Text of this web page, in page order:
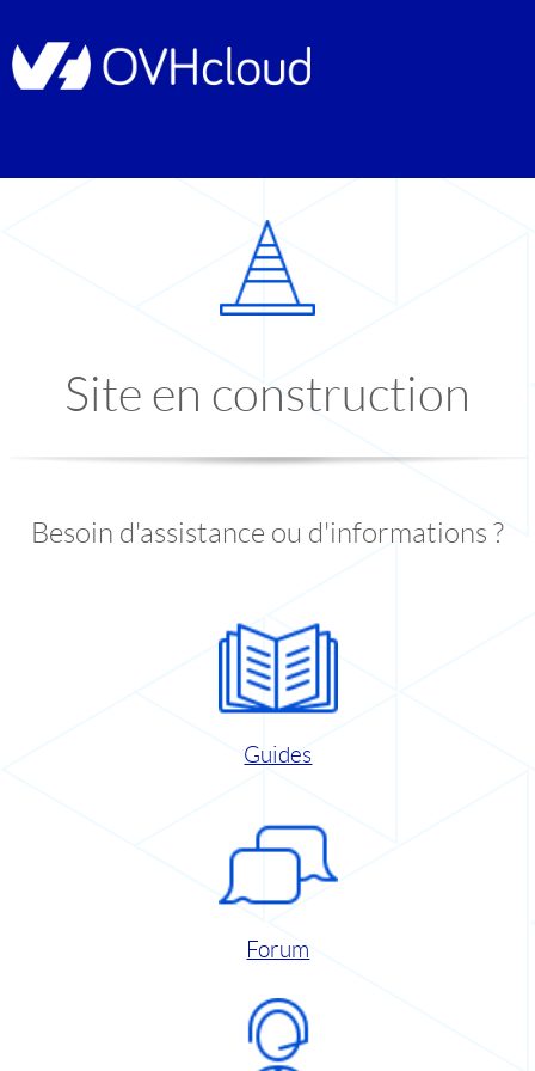
Site en construction
Besoin d'assistance ou d'informations ?
Guides
Forum